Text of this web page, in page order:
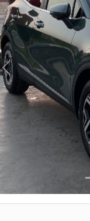
N
e
x